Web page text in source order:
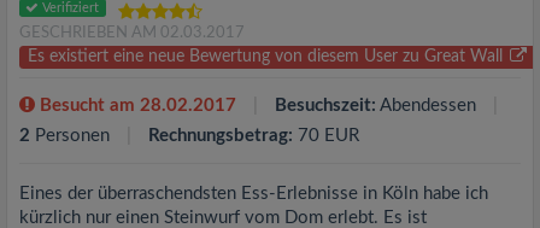
Verifiziert
GESCHRIEBEN AM 02.03.2017
Es existiert eine neue Bewertung von diesem User zu Great Wall
Besucht am 28.02.2017 Besuchszeit: Abendessen
2 Personen Rechnungsbetrag: 70 EUR
Eines der überraschendsten Ess-Erlebnisse in Köln habe ich
kürzlich nur einen Steinwurf vom Dom erlebt. Es ist